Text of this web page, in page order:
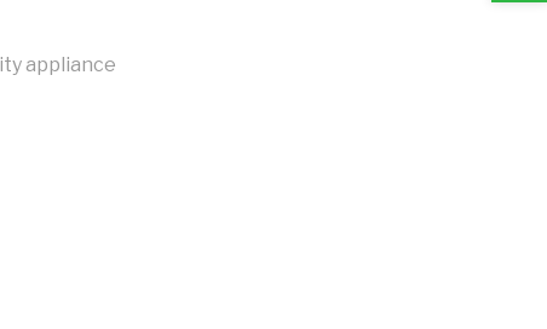
appliance